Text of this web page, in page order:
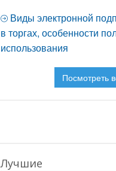
Виды электронной
в торгах, особенности
использования
Посмотреть
Лучшие